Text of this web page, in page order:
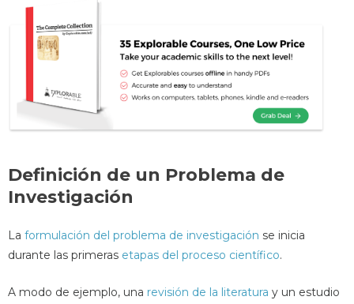
Definición de un Problema de
Investigación
La formulación del problema de investigación se inicia
durante las primeras etapas del proceso científico.
A modo de ejemplo, una revisión de la literatura y un estudio